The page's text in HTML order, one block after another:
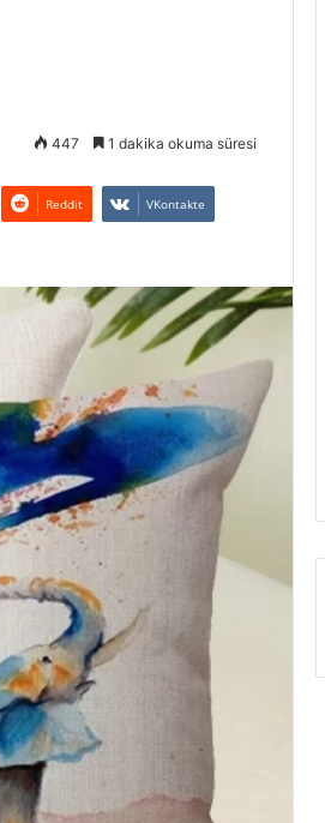
447 1 dakika okuma süresi
Reddit VKontakte